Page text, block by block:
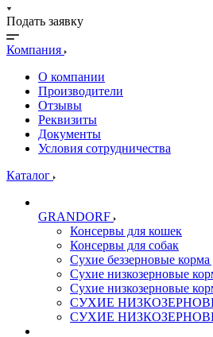
Подать заявку
Компания
О компании
Производители
Отзывы
Реквизиты
Документы
Условия сотрудничества
Каталог
GRANDORF
Консервы для кошек
Консервы для собак
Сухие беззерновые
Сухие низкозерновые
Сухие низкозерновые
СУХИЕ
СУХИЕ